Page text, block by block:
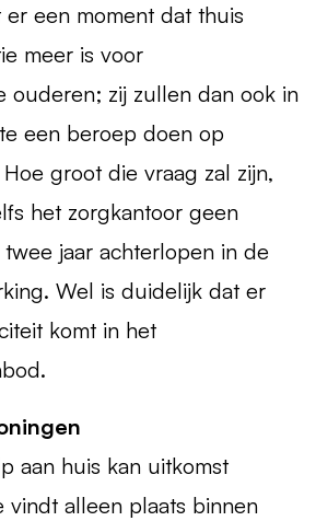
een moment dat thuis
meer is voor
ouderen; zij zullen dan ook in
een beroep doen op
groot die vraag zal zijn,
het zorgkantoor geen
jaar achterlopen in de
Wel is duidelijk dat er
komt in het
aan huis kan uitkomst
vindt alleen plaats binnen